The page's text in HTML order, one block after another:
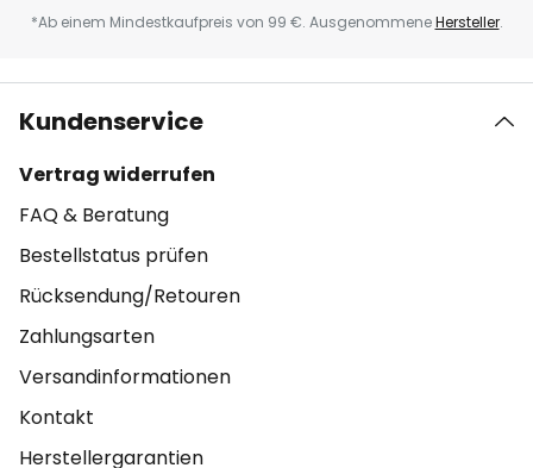
*Ab einem Mindestkaufpreis von 99 €. AusgenommeneHersteller.
Kundenservice
Vertrag widerrufen
FAQ & Beratung
Bestellstatus prüfen
Rücksendung/Retouren
Zahlungsarten
Versandinformationen
Kontakt
Herstellergarantien